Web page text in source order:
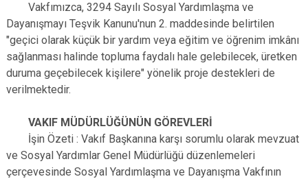
Vakfımızca, 3294 Sayılı Sosyal Yardımlaşma ve
Dayanışmayı Teşvik Kanunu'nun 2. maddesinde belirtilen
"geçici olarak küçük bir yardım veya eğitim ve öğrenim imkânı
sağlanması halinde topluma faydalı hale gelebilecek, üretken
duruma geçebilecek kişilere" yönelik proje destekleri de
verilmektedir.
VAKIF MÜDÜRLÜĞÜNÜN GÖREVLERİ
İşin Özeti : Vakıf Başkanına karşı sorumlu olarak mevzuat
ve Sosyal Yardımlar Genel Müdürlüğü düzenlemeleri
çerçevesinde Sosyal Yardımlaşma ve Dayanışma Vakfının